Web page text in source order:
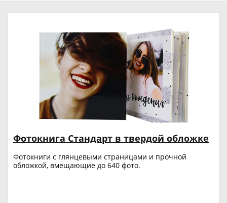
Фотокнига Стандарт в твердой обложке
Фотокниги с глянцевыми страницами и прочной
обложкой, вмещающие до 640 фото.